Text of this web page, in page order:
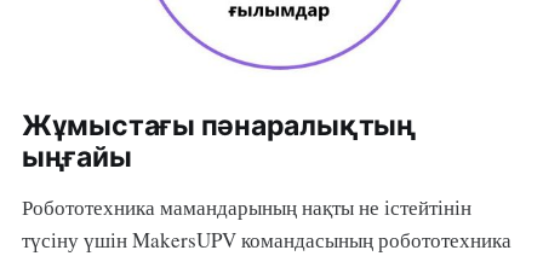
Жұмыстағы пәнаралықтың
ыңғайы
Робототехника мамандарының нақты не істейтінін
түсіну үшін MakersUPV командасының робототехника